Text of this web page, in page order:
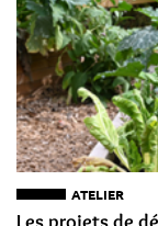
ATELIER